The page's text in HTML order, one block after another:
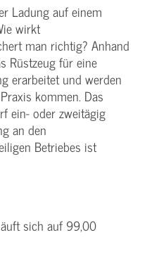
Ladung auf einem
wirkt
man richtig? Anhand
Rüstzeug für eine
erarbeitet und werden
kommen. Das
ein- oder zweitägig
an den
Betriebes ist
sich auf 99,00